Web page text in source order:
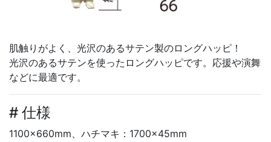
肌触りがよく、光沢のあるサテン製のロングハッピ！
光沢のあるサテンを使ったロングハッピです。応援や演舞
などに最適です。
# 仕様
1100×660mm、ハチマキ：1700×45mm